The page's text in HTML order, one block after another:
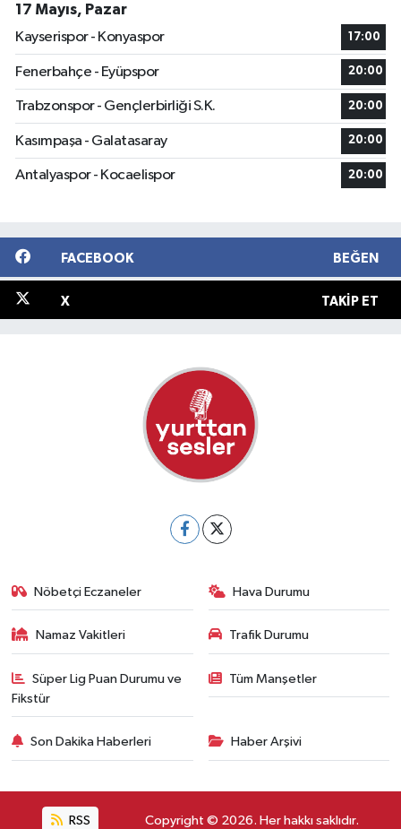
17 Mayıs, Pazar
Kayserispor - Konyaspor
17:00
Fenerbahçe - Eyüpspor 20:00
Trabzonspor - Gençlerbirliği S.K. 20:00
Kasımpaşa - Galatasaray 20:00
Antalyaspor - Kocaelispor 20:00
FACEBOOK BEĞEN
X TAKIP ET
Nöbetçi Eczaneler Hava Durumu
Namaz Vakitleri Trafik Durumu
Süper Lig Puan Durumu ve
Fikstür
Tüm Manşetler
Son Dakika Haberleri Haber Arşivi
RSS Copyright © 2026. Her hakkı saklıdır.